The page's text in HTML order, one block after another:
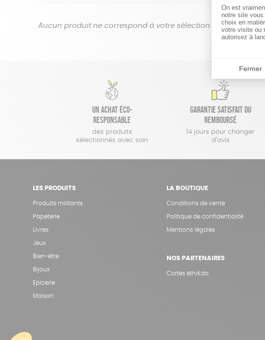
Aucun produit ne correspond à votre sélection.
Un achat éco-
responsable
des produits
sélectionnés avec soin
Garantie satisfait ou
remboursé
14 jours pour changer
d'avis
LES PRODUITS
Produits militants
Papeterie
Livres
Jeux
Bien-être
Bijoux
Epicerie
Maison
LA BOUTIQUE
Conditions de vente
Politique de confidentialité
Mentions légales
NOS PARTENAIRES
Cartes éthiKdo